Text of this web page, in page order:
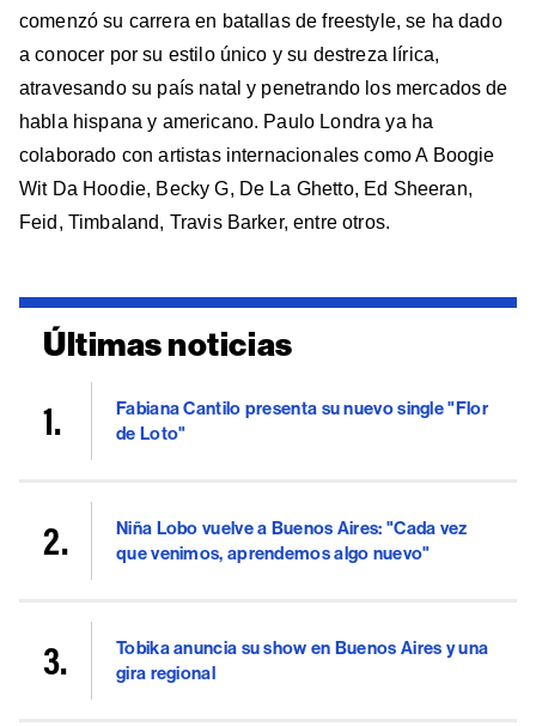
comenzó su carrera en batallas de freestyle, se ha dado
a conocer por su estilo único y su destreza lírica,
atravesando su país natal y penetrando los mercados de
habla hispana y americano. Paulo Londra ya ha
colaborado con artistas internacionales como A Boogie
Wit Da Hoodie, Becky G, De La Ghetto, Ed Sheeran,
Feid, Timbaland, Travis Barker, entre otros.
Últimas noticias
Fabiana Cantilo presenta su nuevo single "Flor
de Loto"
Niña Lobo vuelve a Buenos Aires: "Cada vez
que venimos, aprendemos algo nuevo"
Tobika anuncia su show en Buenos Aires y una
gira regional